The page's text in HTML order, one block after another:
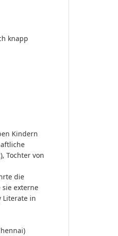
knapp
Kindern
Tochter von
die
sie externe
Literate in